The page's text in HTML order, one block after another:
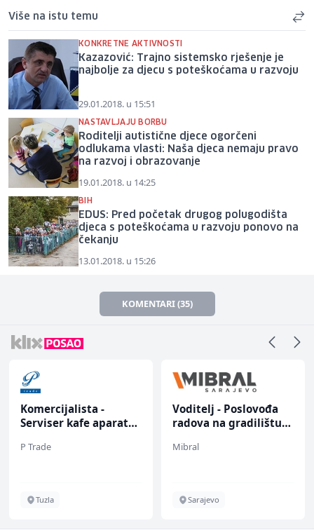
Više na istu temu
KONKRETNE AKTIVNOSTI
Kazazović: Trajno sistemsko rješenje je
najbolje za djecu s poteškoćama u razvoju
29.01.2018. u 15:51
NASTAVLJAJU BORBU
Roditelji autistične djece ogorčeni
odlukama vlasti: Naša djeca nemaju pravo
na razvoj i obrazovanje
19.01.2018. u 14:25
BIH
EDUS: Pred početak drugog polugodišta
djeca s poteškoćama u razvoju ponovo na
čekanju
13.01.2018. u 15:26
KOMENTARI (35)
Komercijalista -
Serviser kafe aparata
P Trade
Tuzla
Voditelj - Poslovođa
radova na gradilištu
Mibral
Sarajevo